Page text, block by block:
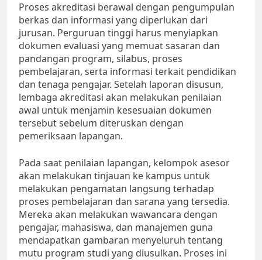
Proses akreditasi berawal dengan pengumpulan
berkas dan informasi yang diperlukan dari
jurusan. Perguruan tinggi harus menyiapkan
dokumen evaluasi yang memuat sasaran dan
pandangan program, silabus, proses
pembelajaran, serta informasi terkait pendidikan
dan tenaga pengajar. Setelah laporan disusun,
lembaga akreditasi akan melakukan penilaian
awal untuk menjamin kesesuaian dokumen
tersebut sebelum diteruskan dengan
pemeriksaan lapangan.
Pada saat penilaian lapangan, kelompok asesor
akan melakukan tinjauan ke kampus untuk
melakukan pengamatan langsung terhadap
proses pembelajaran dan sarana yang tersedia.
Mereka akan melakukan wawancara dengan
pengajar, mahasiswa, dan manajemen guna
mendapatkan gambaran menyeluruh tentang
mutu program studi yang diusulkan. Proses ini